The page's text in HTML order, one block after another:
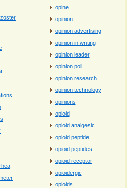
opine
opinion
opinion advertising
opinion in writing
opinion leader
opinion poll
opinion research
opinion technology
opinions
opioid
opioid analgesic
opioid peptide
opioid peptides
opioid receptor
opioidergic
opioids